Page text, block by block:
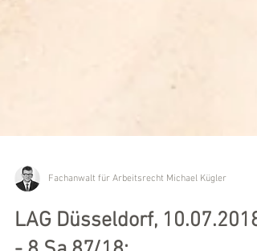
Fachanwalt für Arbeitsrecht Michael Kügler